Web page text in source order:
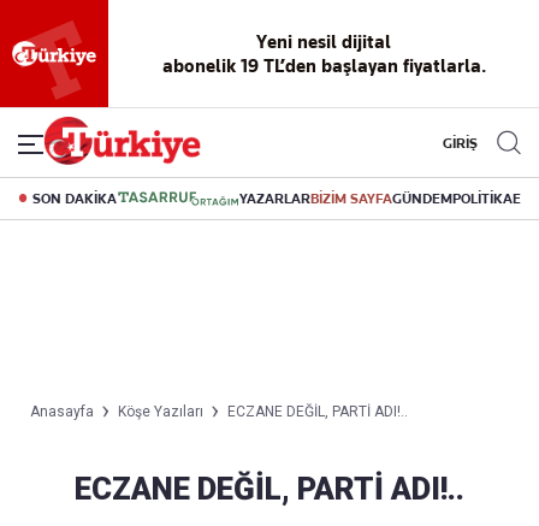
Yeni nesil dijital
abonelik 19 TL’den başlayan fiyatlarla.
GİRİŞ
SON DAKİKA YAZARLARBİZİM SAYFAGÜNDEMPOLİTİKA
Anasayfa Köşe Yazıları ECZANE DEĞİL, PARTİ ADI!..
ECZANE DEĞİL, PARTİ ADI!..